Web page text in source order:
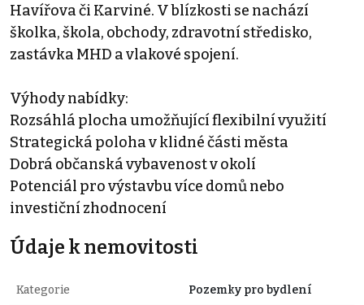
Havířova či Karviné. V blízkosti se nachází
školka, škola, obchody, zdravotní středisko,
zastávka MHD a vlakové spojení.
Výhody nabídky:
Rozsáhlá plocha umožňující flexibilní využití
Strategická poloha v klidné části města
Dobrá občanská vybavenost v okolí
Potenciál pro výstavbu více domů nebo
investiční zhodnocení
Údaje k nemovitosti
Kategorie Pozemky pro bydlení